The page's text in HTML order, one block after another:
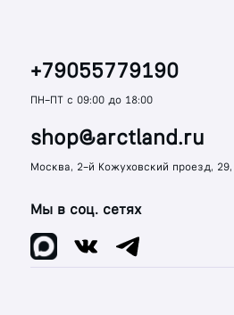
Мы в соц. сетях
+79055779190
ПН-ПТ с 09:00 до 18:00
shop@arctland.ru
Москва, 2-й Кожуховский проезд, 29,